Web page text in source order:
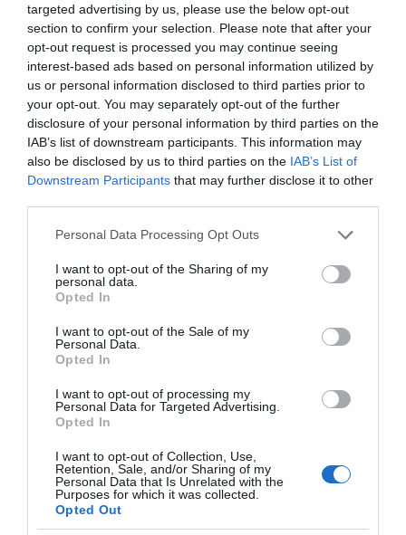
targeted advertising by us, please use the below opt-out
section to confirm your selection. Please note that after your
opt-out request is processed you may continue seeing
interest-based ads based on personal information utilized by
us or personal information disclosed to third parties prior to
your opt-out. You may separately opt-out of the further
disclosure of your personal information by third parties on the
IAB’s list of downstream participants. This information may
also be disclosed by us to third parties on the IAB’s List of
Downstream Participants that may further disclose it to other
Please note that this website/app uses one or more Google
not limited to your visit or usage behaviour. You may click to
grant or deny consent to Google and its third-party tags to
use your data for below specified purposes in below Google
consent section.
Personal Data Processing Opt Outs
I want to opt-out of the Sharing of my
personal data.
Opted In
I want to opt-out of the Sale of my
Personal Data.
Opted In
I want to opt-out of processing my
Personal Data for Targeted Advertising.
Opted In
I want to opt-out of Collection, Use,
Retention, Sale, and/or Sharing of my
Personal Data that Is Unrelated with the
Purposes for which it was collected.
Opted Out
Η ΣΤΗΛΗ ΜΑΣ